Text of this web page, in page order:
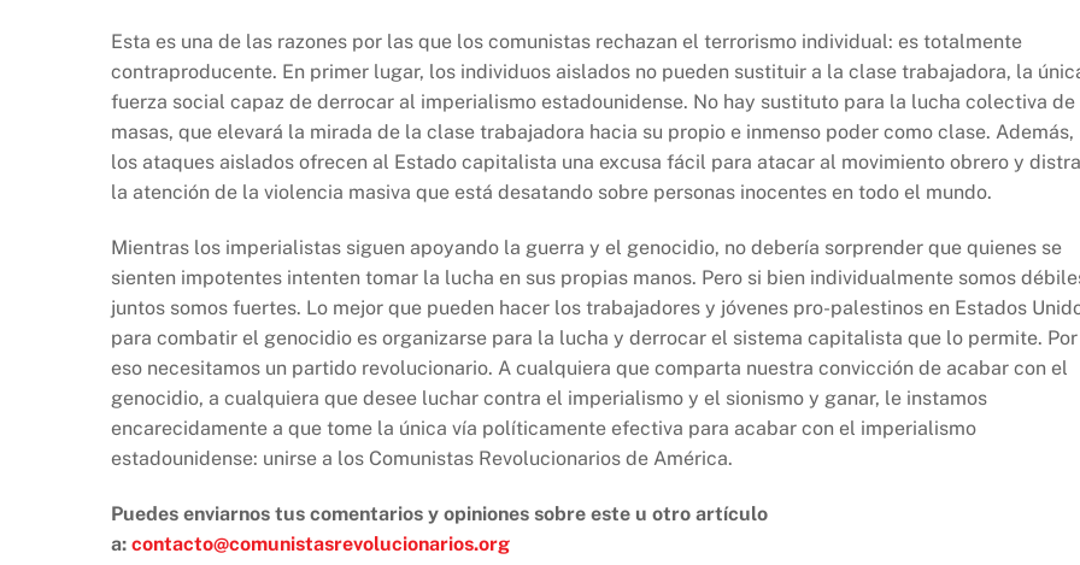
Esta es una de las razones por las que los comunistas rechazan el terrorismo individual: es totalmente
contraproducente. En primer lugar, los individuos aislados no pueden sustituir a la clase trabajadora, la
fuerza social capaz de derrocar al imperialismo estadounidense. No hay sustituto para la lucha colectiva de
masas, que elevará la mirada de la clase trabajadora hacia su propio e inmenso poder como clase. Además,
los ataques aislados ofrecen al Estado capitalista una excusa fácil para atacar al movimiento obrero y
la atención de la violencia masiva que está desatando sobre personas inocentes en todo el mundo.
Mientras los imperialistas siguen apoyando la guerra y el genocidio, no debería sorprender que quienes se
sienten impotentes intenten tomar la lucha en sus propias manos. Pero si bien individualmente somos
juntos somos fuertes. Lo mejor que pueden hacer los trabajadores y jóvenes pro-palestinos en Estados
para combatir el genocidio es organizarse para la lucha y derrocar el sistema capitalista que lo permite. Por
eso necesitamos un partido revolucionario. A cualquiera que comparta nuestra convicción de acabar con el
genocidio, a cualquiera que desee luchar contra el imperialismo y el sionismo y ganar, le instamos
encarecidamente a que tome la única vía políticamente efectiva para acabar con el imperialismo
estadounidense: unirse a los Comunistas Revolucionarios de América.
Puedes enviarnos tus comentarios y opiniones sobre este u otro artículo
a: contacto@comunistasrevolucionarios.org